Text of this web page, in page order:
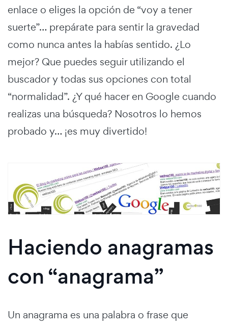
enlace o eliges la opción de “voy a tener
suerte”… prepárate para sentir la gravedad
como nunca antes la habías sentido. ¿Lo
mejor? Que puedes seguir utilizando el
buscador y todas sus opciones con total
“normalidad”. ¿Y qué hacer en Google cuando
realizas una búsqueda? Nosotros lo hemos
probado y… ¡es muy divertido!
Haciendo anagramas
con “anagrama”
Un anagrama es una palabra o frase que